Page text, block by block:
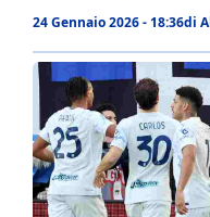
24 Gennaio 2026 - 18:36di